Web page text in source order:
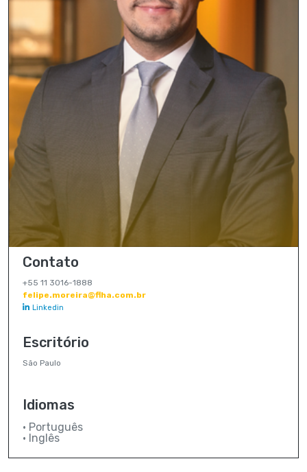
Contato
+55 11 3016-1888
felipe.moreira@flha.com.br
Linkedin
Escritório
São Paulo
Idiomas
• Português
• Inglês